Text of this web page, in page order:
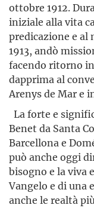
ottobre 1912.
iniziale alla vita
predicazione e al
1913, andò
facendo ritorno in
dapprima al
Arenys de Mar e
La forte e
Benet da Santa
Barcellona e
può anche oggi
bisogno e la viva
Vangelo e di una
anche le realtà